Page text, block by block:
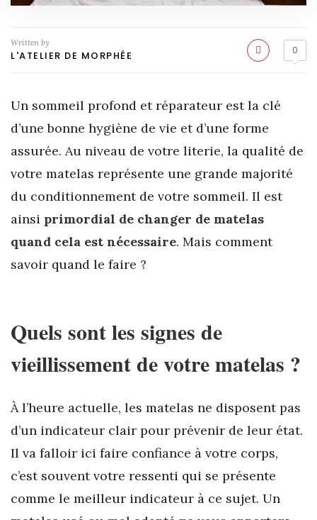
Written by
L'ATELIER DE MORPHÉE 0
Un sommeil profond et réparateur est la clé
d’une bonne hygiène de vie et d’une forme
assurée. Au niveau de votre literie, la qualité de
votre matelas représente une grande majorité
du conditionnement de votre sommeil. Il est
ainsi primordial de changer de matelas
quand cela est nécessaire. Mais comment
savoir quand le faire ?
Quels sont les signes de
vieillissement de votre matelas ?
À l’heure actuelle, les matelas ne disposent pas
d’un indicateur clair pour prévenir de leur état.
Il va falloir ici faire confiance à votre corps,
c’est souvent votre ressenti qui se présente
comme le meilleur indicateur à ce sujet. Un